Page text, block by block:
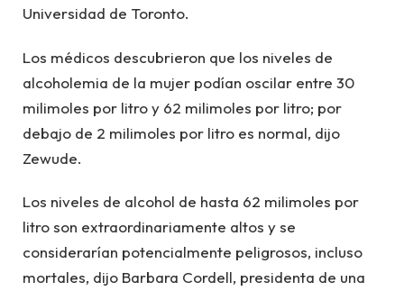
Universidad de Toronto.
Los médicos descubrieron que los niveles de
alcoholemia de la mujer podían oscilar entre 30
milimoles por litro y 62 milimoles por litro; por
debajo de 2 milimoles por litro es normal, dijo
Zewude.
Los niveles de alcohol de hasta 62 milimoles por
litro son extraordinariamente altos y se
considerarían potencialmente peligrosos, incluso
mortales, dijo Barbara Cordell, presidenta de una